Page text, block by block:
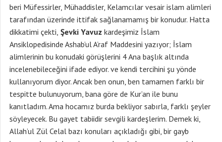
beri Müfessirler, Mühaddisler, Kelamcılar vesair islam alimleri
tarafından üzerinde ittifak sağlanamamış bir konudur. Hatta
dikkatimi çekti, Şevki Yavuz kardeşimiz İslam
Ansiklopedisinde Ashab’ul A’raf Maddesini yazıyor; İslam
alimlerinin bu konudaki görüşlerini 4 Ana başlık altında
incelenebileceğini ifade ediyor. ve kendi tercihini şu yönde
kullanıyorum diyor. Ancak ben onun, ben tamamen farklı bir
tespitte bulunuyorum, bana göre de Kur’an ile bunu
kanıtladım. Ama hocamız burda bekliyor sabırla, farklı şeyler
söyleyecek. Bu gayet tabiidir sevgili kardeşlerim. Demek ki,
Allah’ul Zül Celal bazı konuları açıkladığı gibi, bir gayb